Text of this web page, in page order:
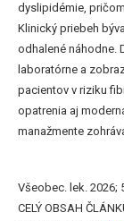
dyslipidémie,
Klinický priebeh
odhalené náhodne.
laboratórne a
pacientov v riziku
opatrenia aj
manažmente
Všeobec. lek. 2026;
CELÝ OBSAH